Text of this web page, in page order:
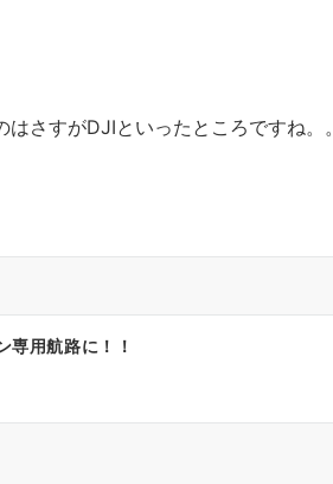
さすがDJIといったところですね。。
専用航路に！！